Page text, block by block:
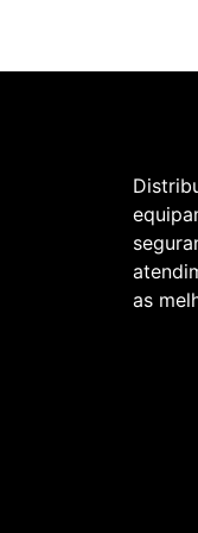
as